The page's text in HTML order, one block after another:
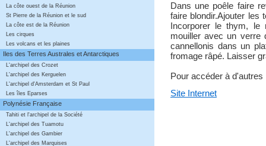
La côte ouest de la Réunion
St Pierre de la Réunion et le sud
La côte est de la Réunion
Les cirques
Les volcans et les plaines
Iles des Terres Australes et Antarctiques
L'archipel des Crozet
L'archipel des Kerguelen
L'archipel d'Amsterdam et St Paul
Les îles Eparses
Polynésie Française
Tahiti et l'archipel de la Société
L'archipel des Tuamotu
L'archipel des Gambier
L'archipel des Marquises
Dans une poêle faire
faire blondir.Ajouter les
Incorporer le thym, le
mouiller avec un verre
cannellonis dans un
fromage râpé. Laisser
Pour accéder à
Site Internet